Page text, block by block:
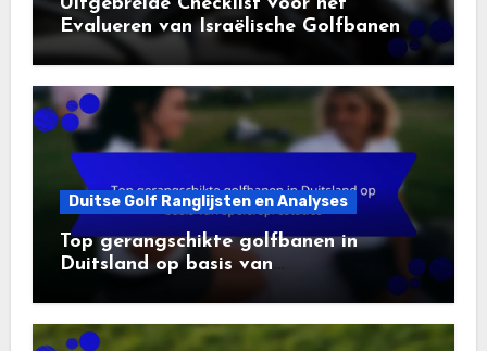
Evalueren van Israëlische Golfbanen
Duitse Golf Ranglijsten en Analyses
Top gerangschikte golfbanen in
Duitsland op basis van